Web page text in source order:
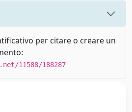
per citare o creare un
11588/188287